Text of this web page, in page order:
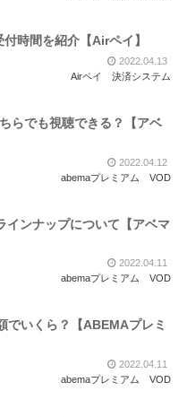
時間を紹介【Airペイ】
2022.04.13
Airペイ
決済システム
らでも視聴できる？【アベ
2022.04.12
abemaプレミアム
VOD
ンナップについて【アベマ
2022.04.11
abemaプレミアム
VOD
でいくら？【ABEMAプレミ
2022.04.11
abemaプレミアム
VOD